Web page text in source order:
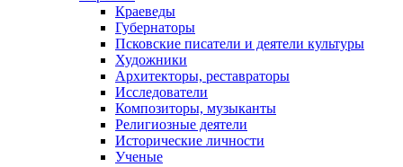
Краеведы
Губернаторы
Псковские писатели и деятели культуры
Художники
Архитекторы, реставраторы
Исследователи
Композиторы, музыканты
Религиозные деятели
Исторические личности
Ученые